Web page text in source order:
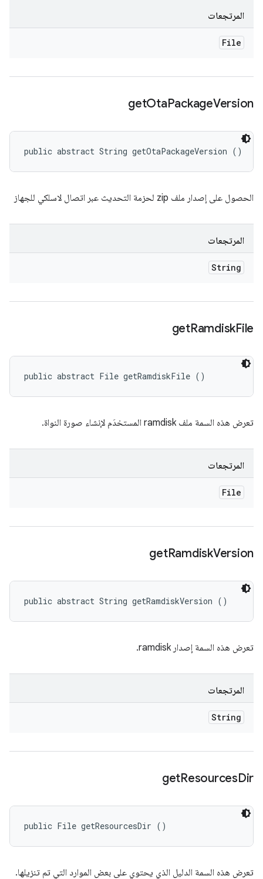
المرتجعات
File
getOtaPackageVersion
public abstract String getOtaPackageVersion ()
الحصول على إصدار ملف zip لحزمة التحديث عبر اتصال لاسلكي للجهاز
المرتجعات
String
getRamdiskFile
public abstract File getRamdiskFile ()
تعرض هذه السمة ملف ramdisk المستخدَم لإنشاء صورة النواة.
المرتجعات
File
getRamdiskVersion
public abstract String getRamdiskVersion ()
تعرض هذه السمة إصدار ramdisk.
المرتجعات
String
getResourcesDir
public File getResourcesDir ()
تعرض هذه السمة الدليل الذي يحتوي على بعض الموارد التي تم تنزيلها.